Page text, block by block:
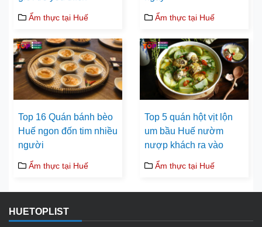
Ẩm thực tại Huế Ẩm thực tại Huế
Top 16 Quán bánh bèo
Huế ngon đốn tim nhiều
người
Ẩm thực tại Huế
Top 5 quán hột vịt lộn
um bầu Huế nườm
nượp khách ra vào
Ẩm thực tại Huế
HUETOPLIST